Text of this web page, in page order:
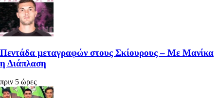
Πεντάδα μεταγραφών στους Σκίουρους – Με Μανίκα
η Διάπλαση
πριν 5 ώρες